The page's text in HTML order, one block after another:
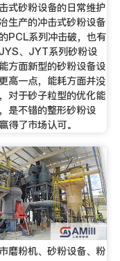
式砂粉设备的日常维护
生产的冲击式砂粉设备
PCL系列冲击破，也有
、JYT系列砂粉设
方面新型的砂粉设备设
高一点，能耗方面并没
对于砂子粒型的优化能
是不错的整形砂粉设
得了市场认可。
市磨粉机、砂粉设备、粉